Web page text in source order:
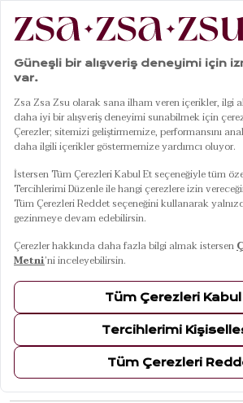
Anasayfa|Sofra & Mutfak|Tabaklar|Sunum Tabağı|
Emirgan Pirinç Tabak 18 Cm
10 Ağustos Pazartesi Kargoda
Renkler GOLD
Ölçüler